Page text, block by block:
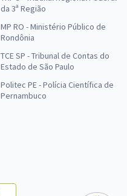
da 3ª Região
MP RO - Ministério Público de
Rondônia
TCE SP - Tribunal de Contas do
Estado de São Paulo
Politec PE - Polícia Científica de
Pernambuco